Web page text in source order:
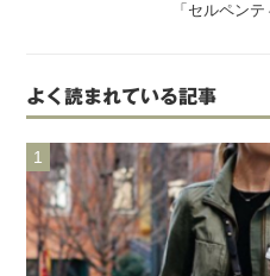
「セルペン
よく読まれている記事